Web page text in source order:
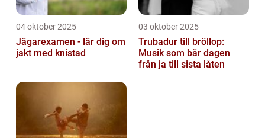
04 oktober 2025
Jägarexamen - lär dig om
jakt med knistad
03 oktober 2025
Trubadur till bröllop:
Musik som bär dagen
från ja till sista låten